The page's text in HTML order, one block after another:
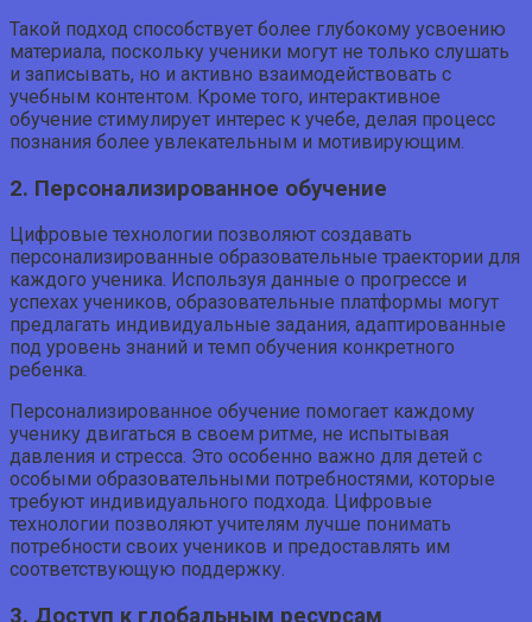
Такой подход способствует более глубокому усвоению
материала, поскольку ученики могут не только слушать
и записывать, но и активно взаимодействовать с
учебным контентом. Кроме того, интерактивное
обучение стимулирует интерес к учебе, делая процесс
познания более увлекательным и мотивирующим.
2. Персонализированное обучение
Цифровые технологии позволяют создавать
персонализированные образовательные траектории для
каждого ученика. Используя данные о прогрессе и
успехах учеников, образовательные платформы могут
предлагать индивидуальные задания, адаптированные
под уровень знаний и темп обучения конкретного
ребенка.
Персонализированное обучение помогает каждому
ученику двигаться в своем ритме, не испытывая
давления и стресса. Это особенно важно для детей с
особыми образовательными потребностями, которые
требуют индивидуального подхода. Цифровые
технологии позволяют учителям лучше понимать
потребности своих учеников и предоставлять им
соответствующую поддержку.
3. Доступ к глобальным ресурсам